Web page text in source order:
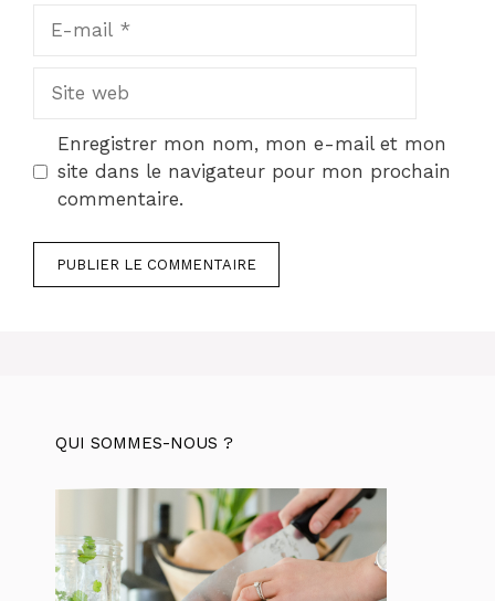
Site
Enregistrer mon nom, mon e-mail et mon
site dans le navigateur pour mon prochain
commentaire.
QUI SOMMES-NOUS ?